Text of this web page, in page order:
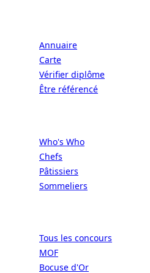
Annuaire
Carte
Vérifier diplôme
Être référencé
Who's Who
Chefs
Pâtissiers
Sommeliers
Tous les concours
MOF
Bocuse d'Or